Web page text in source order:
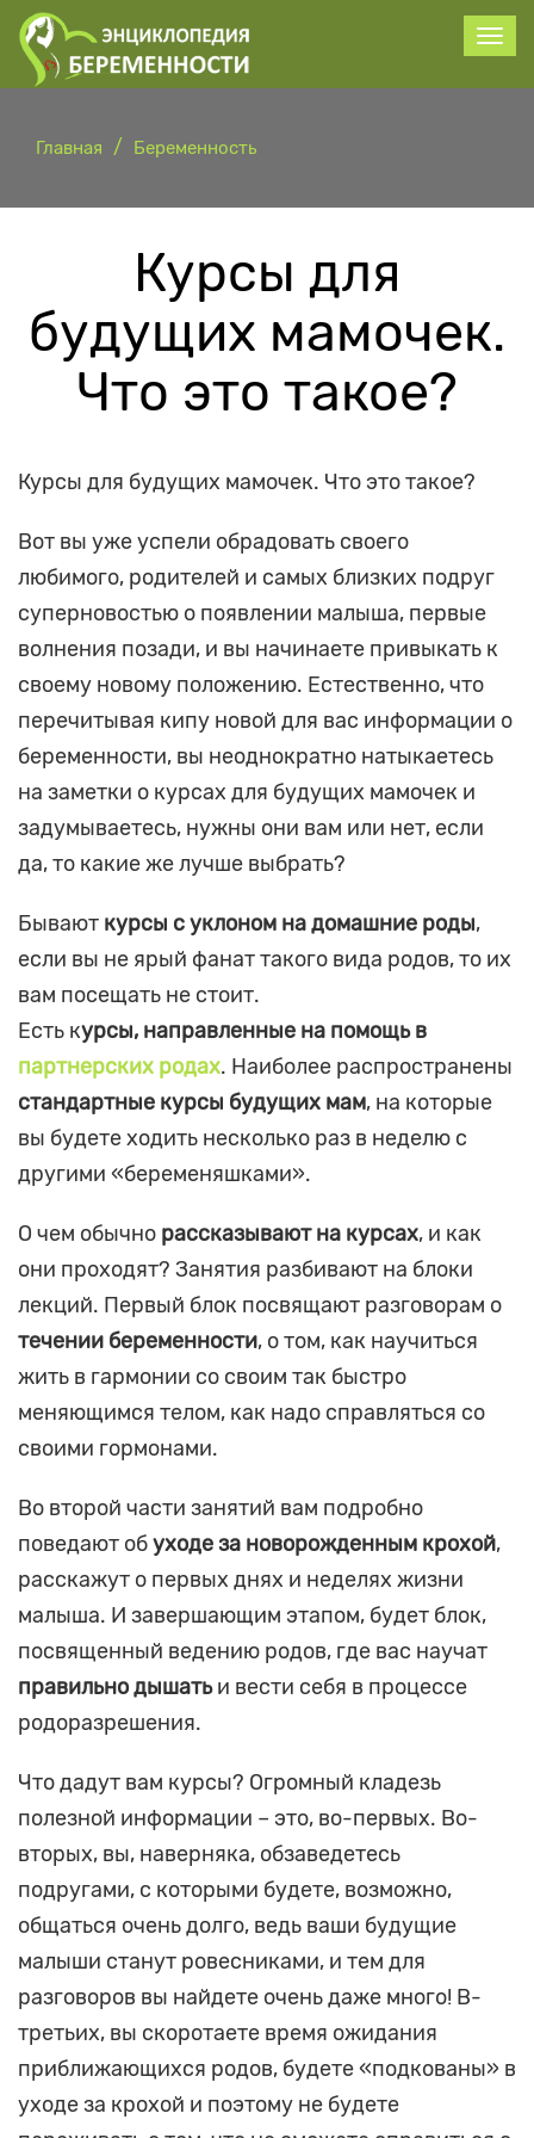
Главная Беременность
Курсы для
будущих мамочек.
Что это такое?
Курсы для будущих мамочек. Что это такое?
Вот вы уже успели обрадовать своего
любимого, родителей и самых близких подруг
суперновостью о появлении малыша, первые
волнения позади, и вы начинаете привыкать к
своему новому положению. Естественно, что
перечитывая кипу новой для вас информации о
беременности, вы неоднократно натыкаетесь
на заметки о курсах для будущих мамочек и
задумываетесь, нужны они вам или нет, если
да, то какие же лучше выбрать?
Бывают курсы с уклоном на домашние роды,
если вы не ярый фанат такого вида родов, то их
вам посещать не стоит.
Есть курсы, направленные на помощь в
партнерских родах. Наиболее распространены
стандартные курсы будущих мам, на которые
вы будете ходить несколько раз в неделю с
другими «беременяшками».
О чем обычно рассказывают на курсах, и как
они проходят? Занятия разбивают на блоки
лекций. Первый блок посвящают разговорам о
течении беременности, о том, как научиться
жить в гармонии со своим так быстро
меняющимся телом, как надо справляться со
своими гормонами.
Во второй части занятий вам подробно
поведают обуходе за новорожденным крохой,
расскажут о первых днях и неделях жизни
малыша. И завершающим этапом, будет блок,
посвященный ведению родов, где вас научат
правильно дышатьи вести себя в процессе
родоразрешения.
Что дадут вам курсы? Огромный кладезь
полезной информации – это, во-первых. Во-
вторых, вы, наверняка, обзаведетесь
подругами, с которыми будете, возможно,
общаться очень долго, ведь ваши будущие
малыши станут ровесниками, и тем для
разговоров вы найдете очень даже много! В-
третьих, вы скоротаете время ожидания
приближающихся родов, будете «подкованы» в
уходе за крохой и поэтому не будете